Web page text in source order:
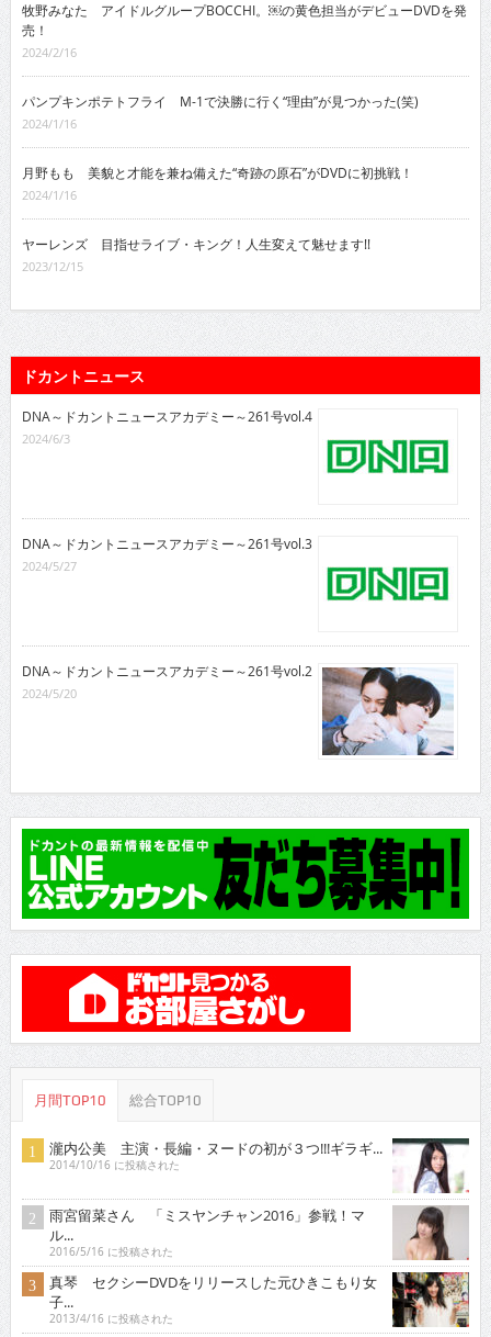
牧野みなた アイドルグループBOCCHI。￼の黄色担当がデビューDVDを発
売！
2024/2/16
パンプキンポテトフライ M-1で決勝に行く“理由”が見つかった(笑)
2024/1/16
月野もも 美貌と才能を兼ね備えた“奇跡の原石”がDVDに初挑戦！
2024/1/16
ヤーレンズ 目指せライブ・キング！人生変えて魅せます!!
2023/12/15
ドカントニュース
DNA～ドカントニュースアカデミー～261号vol.4
2024/6/3
DNA～ドカントニュースアカデミー～261号vol.3
2024/5/27
DNA～ドカントニュースアカデミー～261号vol.2
2024/5/20
月間TOP10 総合TOP10
瀧内公美 主演・長編・ヌードの初が３つ!!!ギラギ...
2014/10/16 に投稿された
雨宮留菜さん 「ミスヤンチャン2016」参戦！マ
ル...
2016/5/16 に投稿された
真琴 セクシーDVDをリリースした元ひきこもり女
子...
2013/4/16 に投稿された